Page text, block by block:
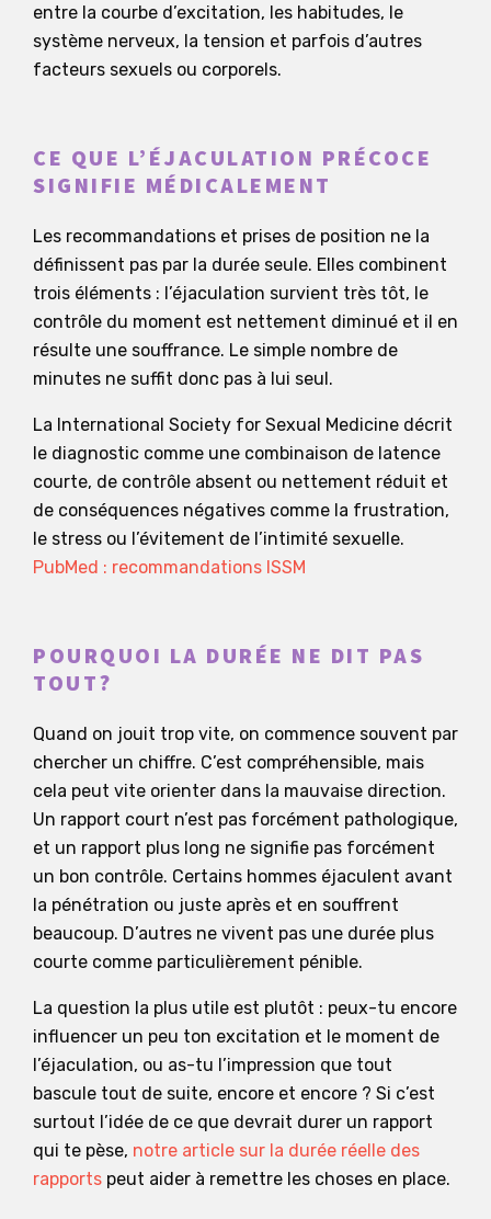
entre la courbe d’excitation, les habitudes, le
système nerveux, la tension et parfois d’autres
facteurs sexuels ou corporels.
CE QUE L’ÉJACULATION PRÉCOCE
SIGNIFIE MÉDICALEMENT
Les recommandations et prises de position ne la
définissent pas par la durée seule. Elles combinent
trois éléments : l’éjaculation survient très tôt, le
contrôle du moment est nettement diminué et il en
résulte une souffrance. Le simple nombre de
minutes ne suffit donc pas à lui seul.
La International Society for Sexual Medicine décrit
le diagnostic comme une combinaison de latence
courte, de contrôle absent ou nettement réduit et
de conséquences négatives comme la frustration,
le stress ou l’évitement de l’intimité sexuelle.
PubMed : recommandations ISSM
POURQUOI LA DURÉE NE DIT PAS
TOUT?
Quand on jouit trop vite, on commence souvent par
chercher un chiffre. C’est compréhensible, mais
cela peut vite orienter dans la mauvaise direction.
Un rapport court n’est pas forcément pathologique,
et un rapport plus long ne signifie pas forcément
un bon contrôle. Certains hommes éjaculent avant
la pénétration ou juste après et en souffrent
beaucoup. D’autres ne vivent pas une durée plus
courte comme particulièrement pénible.
La question la plus utile est plutôt : peux-tu encore
influencer un peu ton excitation et le moment de
l’éjaculation, ou as-tu l’impression que tout
bascule tout de suite, encore et encore ? Si c’est
surtout l’idée de ce que devrait durer un rapport
qui te pèse, notre article sur la durée réelle des
rapports peut aider à remettre les choses en place.